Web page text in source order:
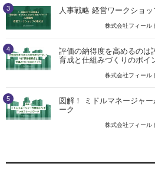
3 人事戦略 経営ワークショ
株式会社フィール
4
評価の納得度を高めるのは
育成と仕組みづくりのポイ
株式会社フィール
5
図解！ ミドルマネージャ
ーク
株式会社フィール